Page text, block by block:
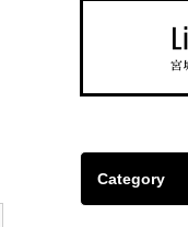
Category